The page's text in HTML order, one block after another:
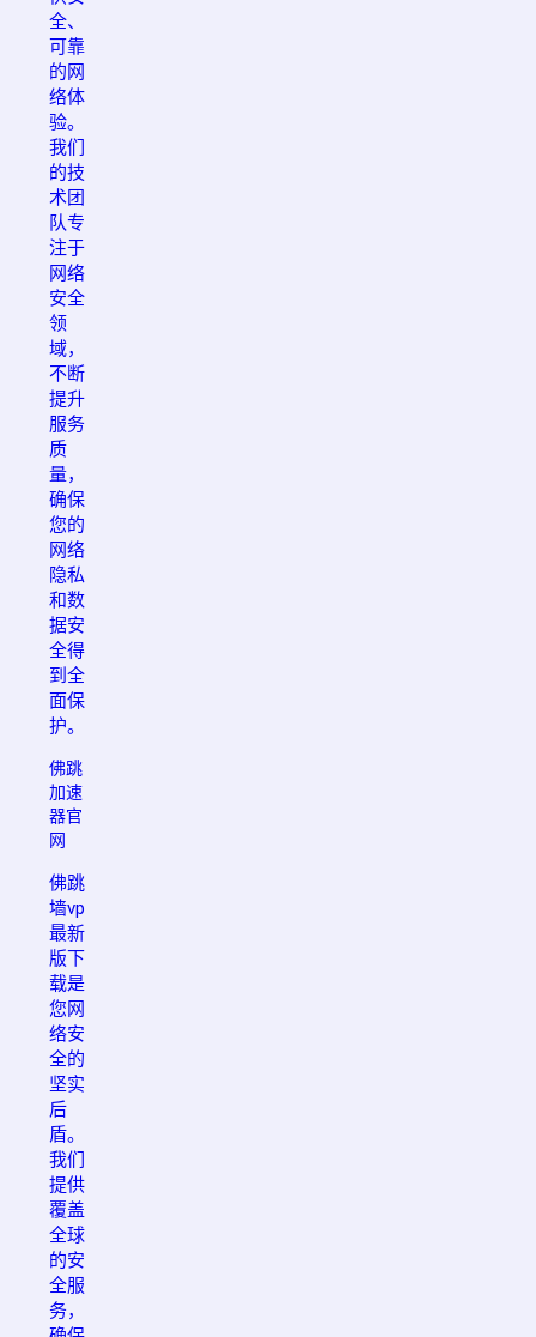
全、
可靠
的网
络体
验。
我们
的技
术团
队专
注于
网络
安全
领
域，
不断
提升
服务
质
量，
确保
您的
网络
隐私
和数
据安
全得
到全
面保
护。
佛跳
加速
器官
网
佛跳
墙vp
最新
版下
载是
您网
络安
全的
坚实
后
盾。
我们
提供
覆盖
全球
的安
全服
务，